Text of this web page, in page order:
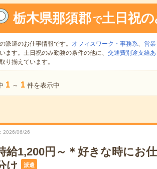
栃木県那須郡 で土日祝
派遣のお仕事情報です。 オフィスワーク・事務系、 営
ます。土日祝のみ勤務の条件の他に、 交通費別途支給あ
り揃えています。
1 ～ 1 件を表示中
2026/06/26
給1,200円～＊好きな時にお
け
派遣